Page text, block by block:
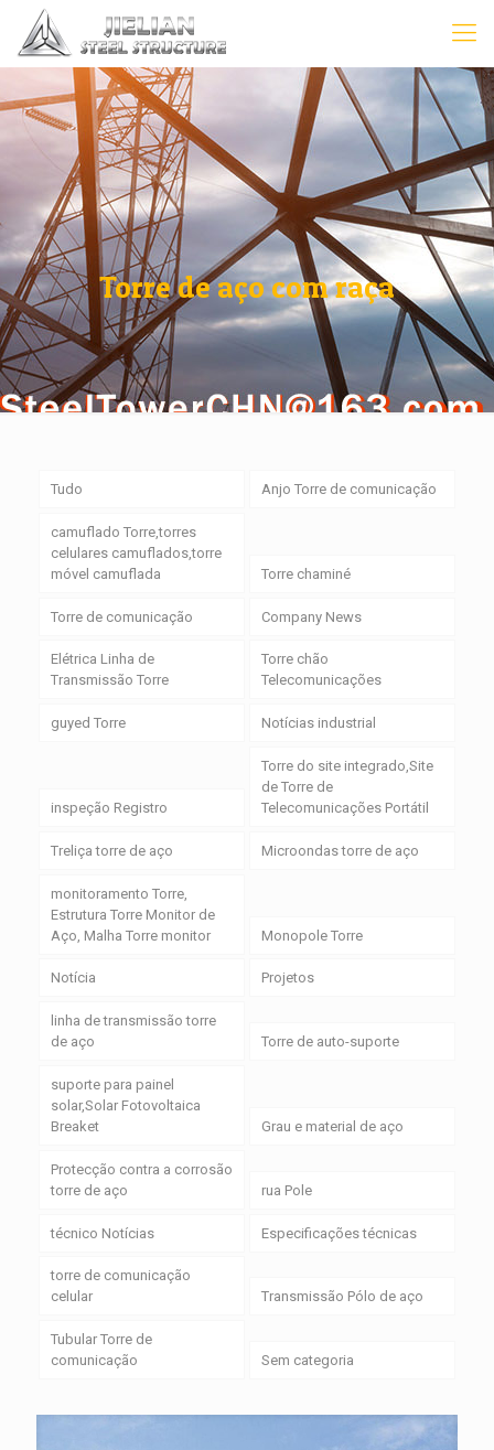
Torre de aço com raça
Tudo Anjo Torre de comunicação
camuflado Torre,torres
celulares camuflados,torre
móvel camuflada
Torre chaminé
Torre de comunicação Company News
Elétrica Linha de
Transmissão Torre
Torre chão
Telecomunicações
guyed Torre Notícias industrial
inspeção Registro
Torre do site integrado,Site
de Torre de
Telecomunicações Portátil
Treliça torre de aço Microondas torre de aço
monitoramento Torre,
Estrutura Torre Monitor de
Aço, Malha Torre monitor
Monopole Torre
Notícia Projetos
linha de transmissão torre
de aço
Torre de auto-suporte
suporte para painel
solar,Solar Fotovoltaica
Breaket
Grau e material de aço
Protecção contra a corrosão
torre de aço
rua Pole
técnico Notícias Especificações técnicas
torre de comunicação
celular
Transmissão Pólo de aço
Tubular Torre de
comunicação
Sem categoria